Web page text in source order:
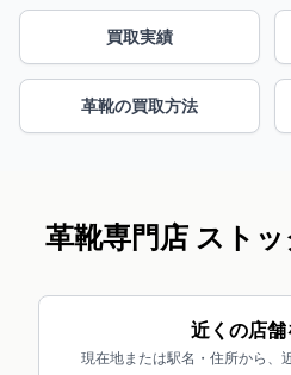
買取実績
革靴の買取方法
革靴専門店 スト
近くの店
現在地または駅名・住所から、